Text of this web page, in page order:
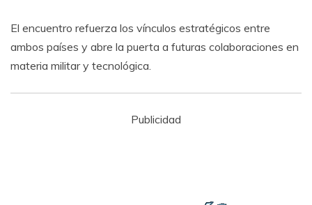
El encuentro refuerza los vínculos estratégicos entre
ambos países y abre la puerta a futuras colaboraciones en
materia militar y tecnológica.
Publicidad